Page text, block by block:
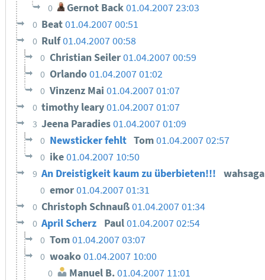
0 Gernot Back01.04.2007 23:03
0 Beat01.04.2007 00:51
0 Rulf01.04.2007 00:58
0 Christian Seiler01.04.2007 00:59
0 Orlando01.04.2007 01:02
0 Vinzenz Mai 01.04.2007 01:07
0 timothy leary01.04.2007 01:07
3 Jeena Paradies01.04.2007 01:09
0 Newsticker fehlt Tom01.04.2007 02:57
0 ike01.04.2007 10:50
9 An Dreistigkeit kaum zu überbieten!!!
0 emor01.04.2007 01:31
0 Christoph Schnauß01.04.2007 01:34
0 April Scherz Paul01.04.2007 02:54
0 Tom01.04.2007 03:07
0 woako01.04.2007 10:00
0 Manuel B.01.04.2007 11:01